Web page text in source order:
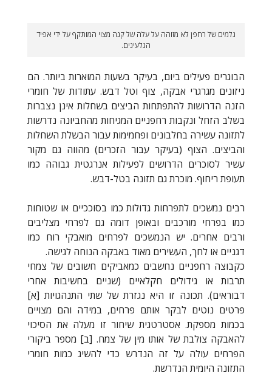
גלמים של רחפן לא מזוהה על עלה של קנה מצוי המותקף על ידי אפיד
הגלעינים.
הבוגרים פעילים ביום, בעיקר בשעות המוארות ביותר. הם
ניזונים מגרגרי אבקה, צוף וטל דבש. עתודות של חומרי
הזנה הדרושות להתפתחות הביצים בשחלות אינן נצברות
בשלב הזחל ונקבות רחפניים המגיחות מהחביונה נדרשות
לתזונה עשירה בחלבונים ופחמימות עבור הבשלת השחלות
והביצים. הצוף (בעיקר עבור הזכרים) מהווה גם מקור
עשיר לסוכרים הדרושים לפעילות אנרגטית גבוהה כמו
תעופת ריחוף. מוכרת גם תזונה בטל-דבש.
רבים נמשכים לתפרחות גדולות כמו בסוככיים או שטוחות
כמו בפרחי מורכבים ובאופן דומה גם לפרחי מצליבים
ורבים אחרים. יש הנמשכים לפרחים מואבקי רוח כמו
דגניים או לחך, העשירים מאוד באבקה הנוחה לגישה.
כקבוצה רחפניים נחשבים כמאביקים חשובים של צמחי
תרבות או גידולים חקלאיים (שניים בחשיבות אחרי
דבוראים). תכונה זו היא נגזרת של שתי התנהגויות [א]
פרטים נוטים לבקר אותם פרחים, במידה והם מצויים
בכמות מספקת. אסטרטגית שיחור זו מעלה את הסיכוי
להאבקה צולבת של אותו מין של צמח. [ב] מספר ביקורי
הפרחים עולה על זה הנדרש כדי להשיג כמות חומרי
התזונה היומית הנדרשת.